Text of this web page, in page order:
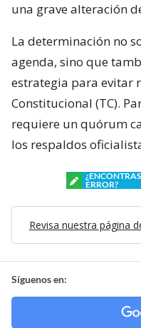
una grave alteración
La determinación no
agenda, sino que
estrategia para evitar
Constitucional (TC).
requiere un quórum
los respaldos
ERROR?
Revisa nuestra página
Síguenos en: